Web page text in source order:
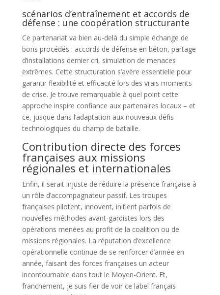
scénarios d’entraînement et accords de
défense : une coopération structurante
Ce partenariat va bien au-delà du simple échange de
bons procédés : accords de défense en béton, partage
d’installations dernier cri, simulation de menaces
extrêmes. Cette structuration s’avère essentielle pour
garantir flexibilité et efficacité lors des vrais moments
de crise. Je trouve remarquable à quel point cette
approche inspire confiance aux partenaires locaux – et
ce, jusque dans l’adaptation aux nouveaux défis
technologiques du champ de bataille.
Contribution directe des forces
françaises aux missions
régionales et internationales
Enfin, il serait injuste de réduire la présence française à
un rôle d’accompagnateur passif. Les troupes
françaises pilotent, innovent, initient parfois de
nouvelles méthodes avant-gardistes lors des
opérations menées au profit de la coalition ou de
missions régionales. La réputation d’excellence
opérationnelle continue de se renforcer d’année en
année, faisant des forces françaises un acteur
incontournable dans tout le Moyen-Orient. Et,
franchement, je suis fier de voir ce label français